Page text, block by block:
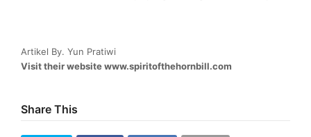
Artikel By. Yun Pratiwi
Visit their website www.spiritofthehornbill.com
Share This